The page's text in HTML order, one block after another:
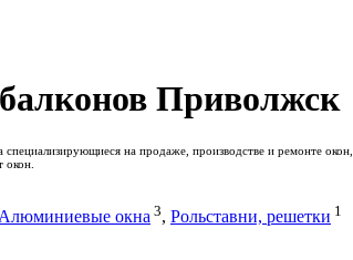
Приволжск
на продаже, производстве и ремонте
окон.
Алюминиевые окна 3, Рольставни, решетки 1